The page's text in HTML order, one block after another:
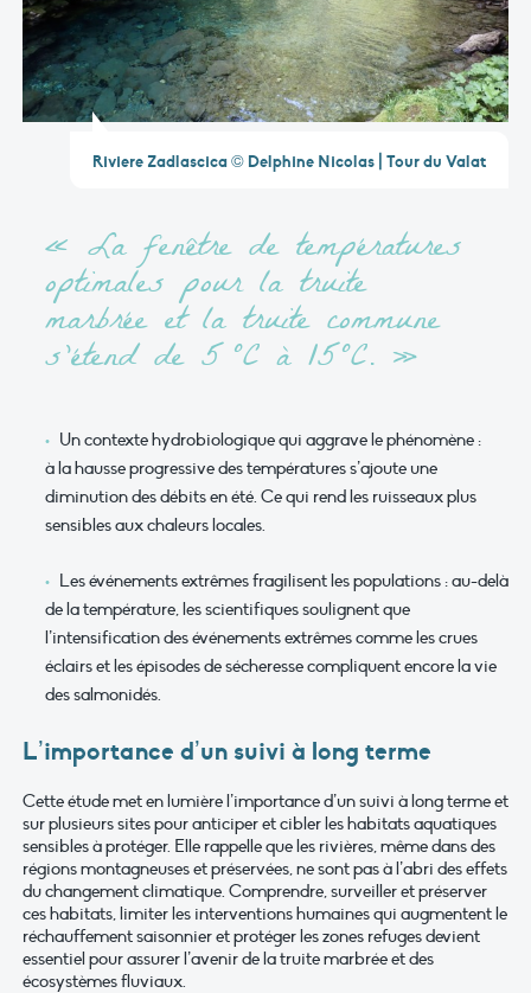
Riviere Zadlascica © Delphine Nicolas | Tour du Valat
« La fenêtre de températures
optimales pour la truite
marbrée et la truite commune
s’étend de 5 °C à 15°C. »
Un contexte hydrobiologique qui aggrave le phénomène :
à la hausse progressive des températures s’ajoute une
diminution des débits en été. Ce qui rend les ruisseaux plus
sensibles aux chaleurs locales.
Les événements extrêmes fragilisent les populations : au-delà
de la température, les scientifiques soulignent que
l’intensification des événements extrêmes comme les crues
éclairs et les épisodes de sécheresse compliquent encore la vie
des salmonidés.
L’importance d’un suivi à long terme
Cette étude met en lumière l’importance d’un suivi à long terme et
sur plusieurs sites pour anticiper et cibler les habitats aquatiques
sensibles à protéger. Elle rappelle que les rivières, même dans des
régions montagneuses et préservées, ne sont pas à l’abri des effets
du changement climatique. Comprendre, surveiller et préserver
ces habitats, limiter les interventions humaines qui augmentent le
réchauffement saisonnier et protéger les zones refuges devient
essentiel pour assurer l’avenir de la truite marbrée et des
écosystèmes fluviaux.